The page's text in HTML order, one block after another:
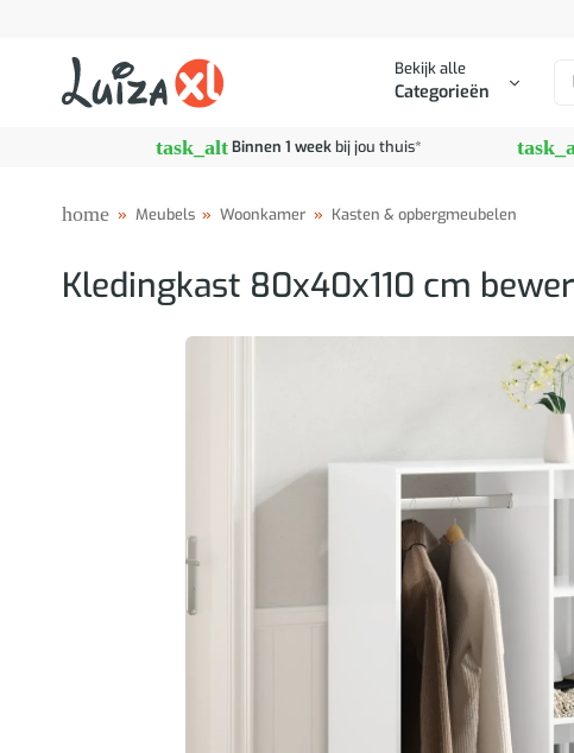
Bekijk alle
Categorieën
task_altBinnen 1 weekbij jou thuis*
home » Meubels » Woonkamer » Kasten & opbergmeubelen
Kledingkast 80x40x110 cm